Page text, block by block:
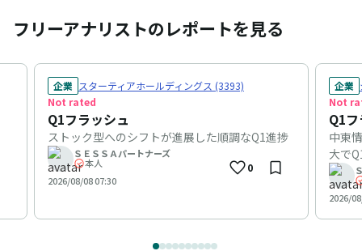
フリーアナリストのレポートを見る
企業 スターティアホールディングス (3393)
Not rated
Q1フラッシュ
ストック型へのシフトが進展した順調なQ1進捗
ＳＥＳＳＡパートナーズ
本人
2026/08/08 07:30
0
企業
Not
Q1
中東
大で
2026/